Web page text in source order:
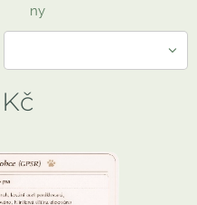
ny
Kč